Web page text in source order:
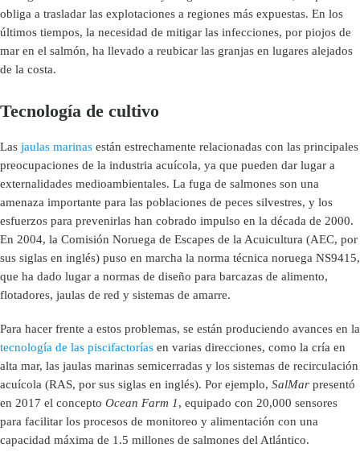
obliga a trasladar las explotaciones a regiones más expuestas. En los
últimos tiempos, la necesidad de mitigar las infecciones, por piojos de
mar en el salmón, ha llevado a reubicar las granjas en lugares alejados
de la costa.
Tecnología de cultivo
Las jaulas marinas están estrechamente relacionadas con las principales
preocupaciones de la industria acuícola, ya que pueden dar lugar a
externalidades medioambientales. La fuga de salmones son una
amenaza importante para las poblaciones de peces silvestres, y los
esfuerzos para prevenirlas han cobrado impulso en la década de 2000.
En 2004, la Comisión Noruega de Escapes de la Acuicultura (AEC, por
sus siglas en inglés) puso en marcha la norma técnica noruega NS9415,
que ha dado lugar a normas de diseño para barcazas de alimento,
flotadores, jaulas de red y sistemas de amarre.
Para hacer frente a estos problemas, se están produciendo avances en la
tecnología de las piscifactorías en varias direcciones, como la cría en
alta mar, las jaulas marinas semicerradas y los sistemas de recirculación
acuícola (RAS, por sus siglas en inglés). Por ejemplo, SalMar presentó
en 2017 el concepto Ocean Farm 1, equipado con 20,000 sensores
para facilitar los procesos de monitoreo y alimentación con una
capacidad máxima de 1.5 millones de salmones del Atlántico.